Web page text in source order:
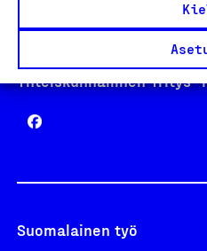
Yhteiskunnallinen Yritys -
Suomalainen työ